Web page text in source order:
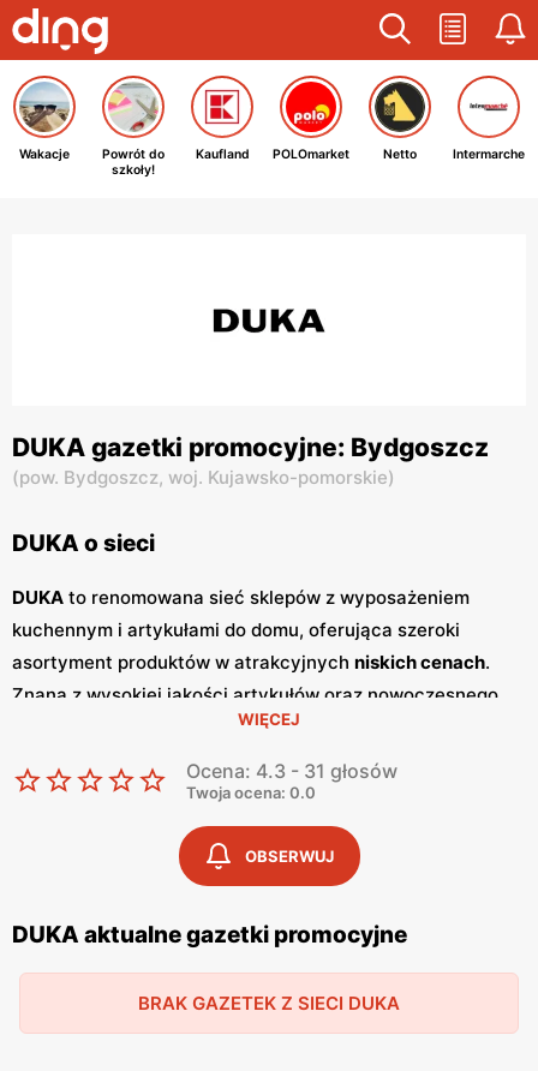
Wakacje
Powrót do
szkoły!
Kaufland POLOmarket Netto Intermarche
DUKA gazetki promocyjne: Bydgoszcz
(pow. Bydgoszcz, woj. Kujawsko-pomorskie)
DUKA o sieci
DUKA to renomowana sieć sklepów z wyposażeniem
kuchennym i artykułami do domu, oferująca szeroki
asortyment produktów w atrakcyjnych niskich cenach.
Znana z wysokiej jakości artykułów oraz nowoczesnego
zdobyła zaufanie klientów dzięki
bogatej ofercie oraz częstym promocjom
. Klienci mogą
liczyć na szeroki wybór produktów, które spełniają
najwyższe standardy jakości. Jednym z kluczowych
elementów strategii marketingowejDUKA
gazetki promocyjne.Gazetki
najnowsze oferty specjalne, nowości produktowe oraz
sezonowe wyprzedaże, dzięki czemu klienci mogą
cenowych. Są one dostępne zarówno w formie papierowej
WIĘCEJ
Ocena: 4.3 - 31 głosów
Twoja ocena: 0.0
OBSERWUJ
DUKA aktualne gazetki promocyjne
BRAK GAZETEK Z SIECI DUKA